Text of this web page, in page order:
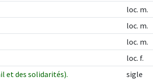
loc. m.
loc. m.
loc. m.
loc. f.
et des solidarités).
sigle